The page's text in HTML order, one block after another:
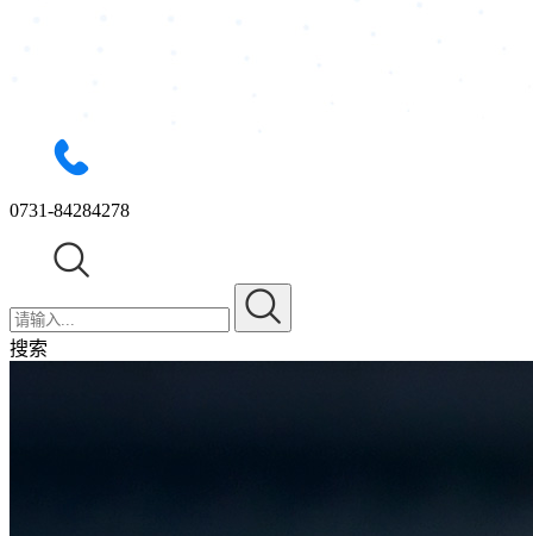
0731-84284278
搜索